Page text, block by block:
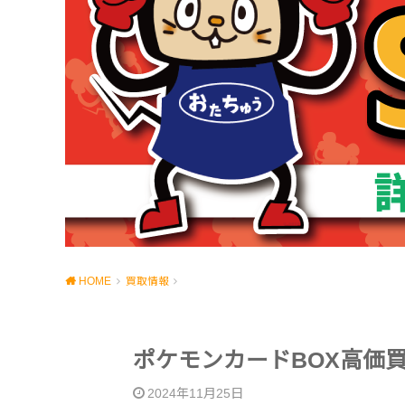
HOME 買取情報
ポケモンカードBOX高価
2024年11月25日